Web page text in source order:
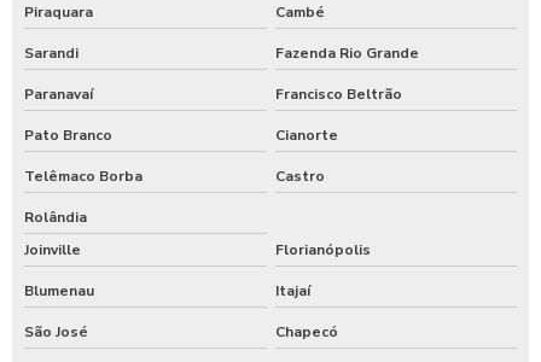
Piraquara Cambé
Sarandi Fazenda Rio Grande
Paranavaí Francisco Beltrão
Pato Branco Cianorte
Telêmaco Borba Castro
Rolândia
Joinville
Florianópolis
Blumenau Itajaí
São José Chapecó